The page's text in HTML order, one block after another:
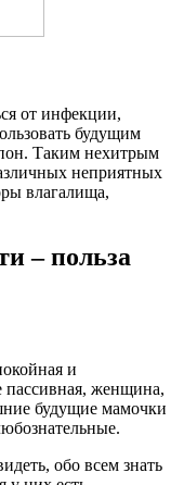
от инфекции,
будущим
Таким нехитрым
неприятных
влагалища,
– польза
и
пассивная, женщина,
будущие мамочки
обо всем знать